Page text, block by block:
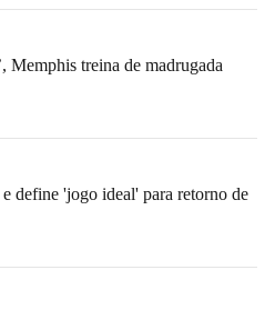
Memphis treina de madrugada
define 'jogo ideal' para retorno de